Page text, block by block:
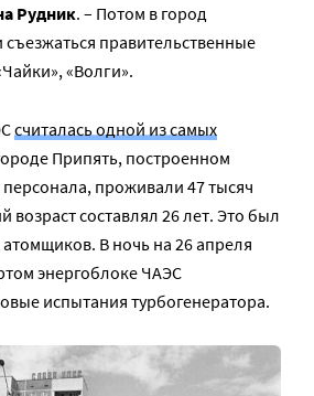
Рудник. – Потом в город
правительственные
«Волги».
считалась одной из самых
Припять, построенном
проживали 47 тысяч
возраст составлял 26 лет. Это был
В ночь на 26 апреля
энергоблоке ЧАЭС
испытания турбогенератора.